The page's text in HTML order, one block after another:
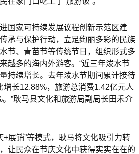
国家可持续发展议程创新示范区建
承与保护行动，立足绚丽多彩的民族
节、青苗节等传统节日，组织形式多
越多的海内外游客。“近三年泼水节
持续增长。去年泼水节期间累计接待
增长12.88%，旅游总消费1.42亿元人
。”耿马县文化和旅游局副局长田禾介
+展销”等模式，耿马将文化吸引力转
让民众在节庆文化中获得实实在在的